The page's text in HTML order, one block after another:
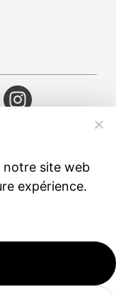
notre site web
expérience.